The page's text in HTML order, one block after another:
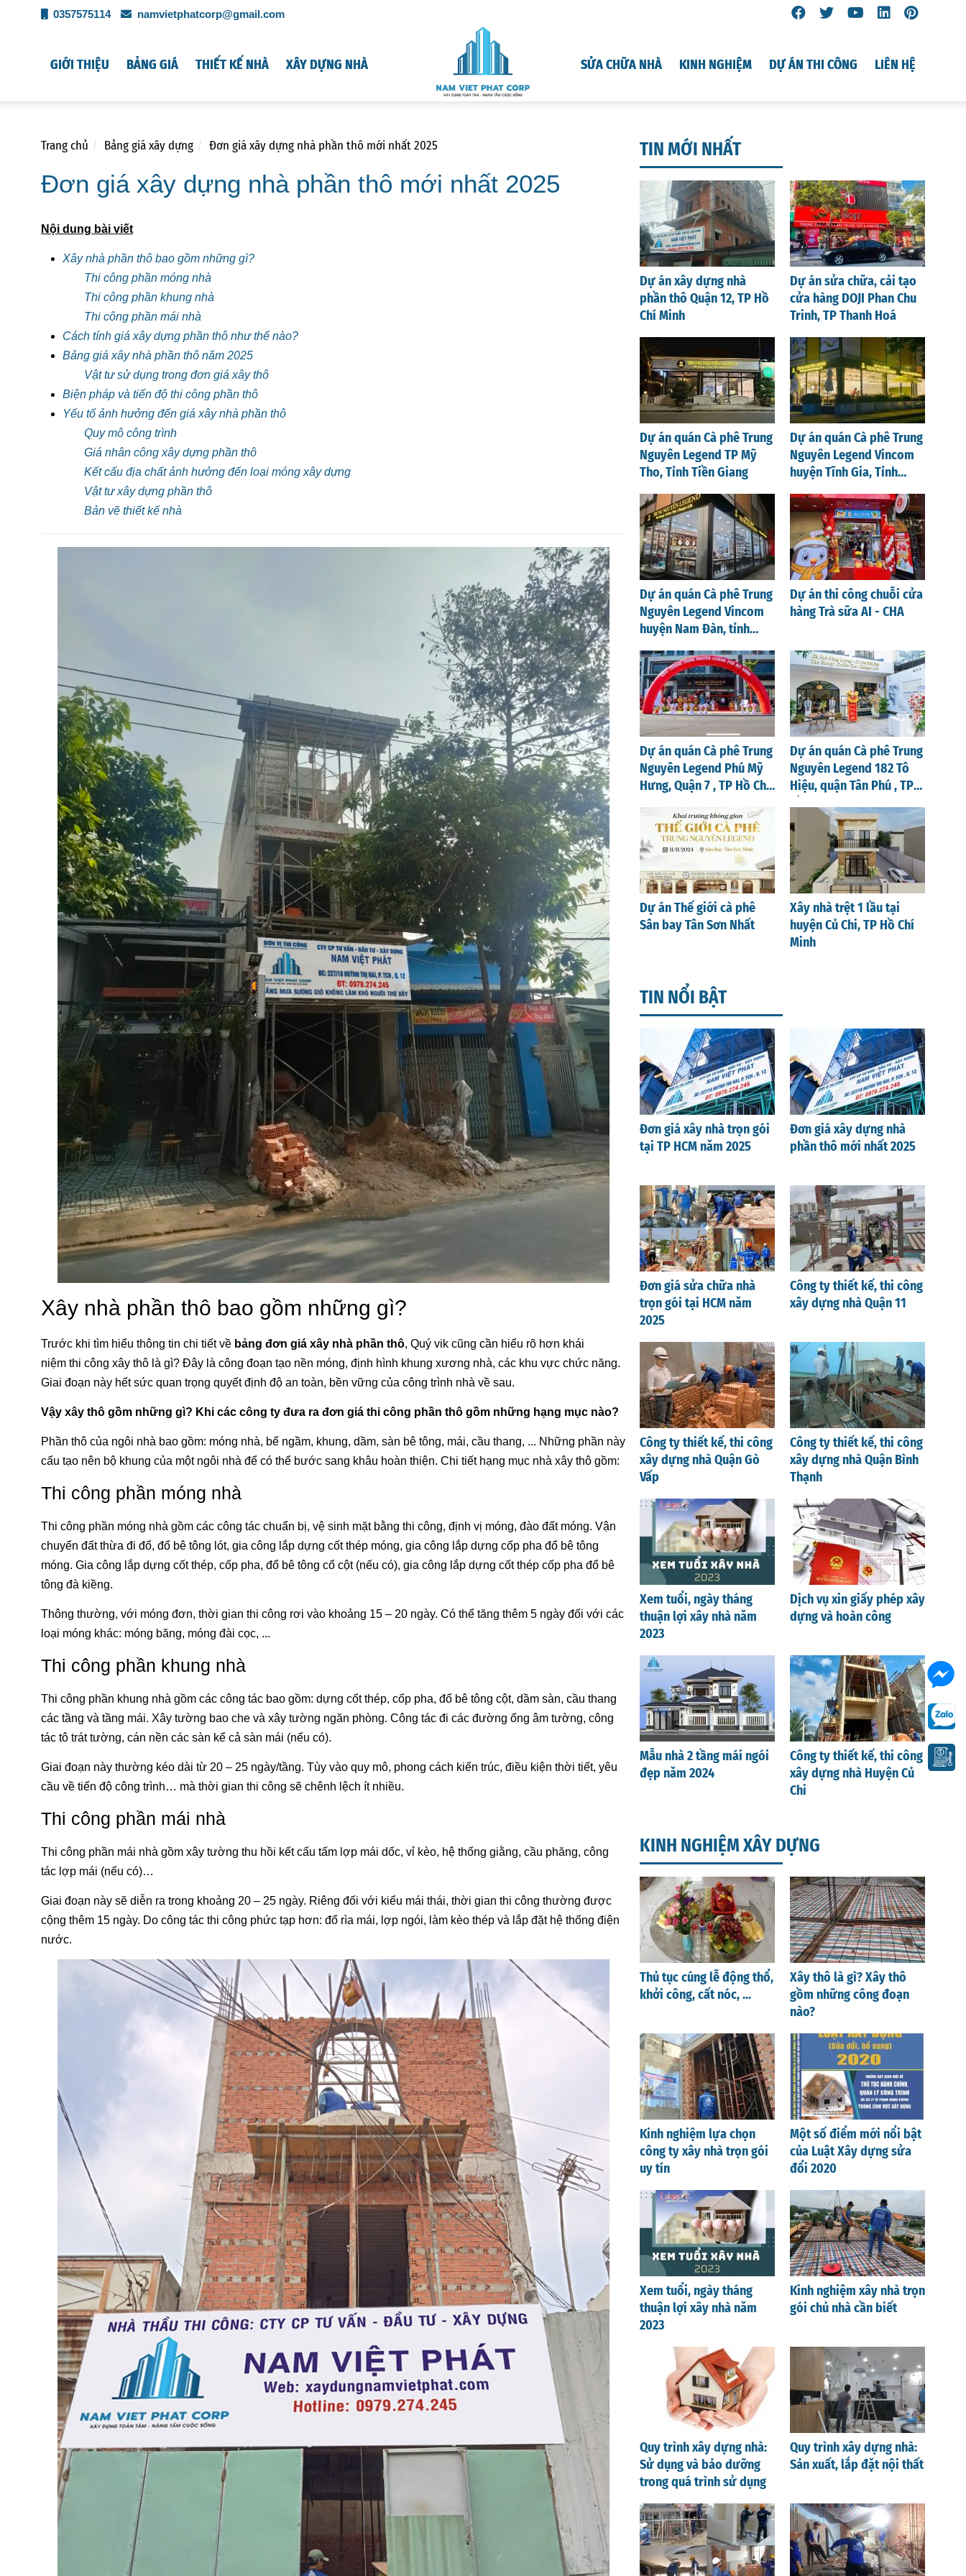
0357575114 namvietphatcorp@gmail.com
GIỚI THIỆU BẢNG GIÁ THIẾT KẾ NHÀ XÂY DỰNG NHÀ SỬA CHỮA NHÀ KINH NGHIỆM DỰ ÁN THI CÔNG LIÊN HỆ
Trang chủ Bảng giá xây dựng Đơn giá xây dựng nhà phần thô mới nhất 2025
Đơn giá xây dựng nhà phần thô mới nhất 2025
Nội dung bài viết
Xây nhà phần thô bao gồm những gì?
Thi công phần móng nhà
Thi công phần khung nhà
Thi công phần mái nhà
Cách tính giá xây dựng phần thô như thế nào?
Bảng giá xây nhà phần thô năm 2025
Vật tư sử dụng trong đơn giá xây thô
Biện pháp và tiến độ thi công phần thô
Yếu tố ảnh hưởng đến giá xây nhà phần thô
Quy mô công trình
Giá nhân công xây dựng phần thô
Kết cấu địa chất ảnh hưởng đến loại móng xây dựng
Vật tư xây dựng phần thô
Bản vẽ thiết kế nhà
Xây nhà phần thô bao gồm những gì?
Trước khi tìm hiểu thông tin chi tiết về bảng đơn giá xây nhà phần thô, Quý vik cũng cần hiểu rõ hơn khái
niệm thi công xây thô là gì? Đây là công đoạn tạo nền móng, định hình khung xương nhà, các khu vực chức năng.
Giai đoạn này hết sức quan trọng quyết định độ an toàn, bền vững của công trình nhà về sau.
Vậy xây thô gồm những gì? Khi các công ty đưa ra đơn giá thi công phần thô gồm những hạng mục nào?
Phần thô của ngôi nhà bao gồm: móng nhà, bể ngầm, khung, dầm, sàn bê tông, mái, cầu thang, ... Những phần này
cấu tạo nên bộ khung của một ngôi nhà để có thể bước sang khâu hoàn thiện. Chi tiết hạng mục nhà xây thô gồm:
Thi công phần móng nhà
Thi công phần móng nhà gồm các công tác chuẩn bị, vệ sinh mặt bằng thi công, định vị móng, đào đất móng. Vận
chuyển đất thừa đi đổ, đổ bê tông lót, gia công lắp dựng cốt thép móng, gia công lắp dựng cốp pha đổ bê tông
móng. Gia công lắp dựng cốt thép, cốp pha, đổ bê tông cổ cột (nếu có), gia công lắp dựng cốt thép cốp pha đổ bê
tông đà kiềng.
Thông thường, với móng đơn, thời gian thi công rơi vào khoảng 15 – 20 ngày. Có thể tăng thêm 5 ngày đối với các
loại móng khác: móng băng, móng đài cọc, ...
Thi công phần khung nhà
Thi công phần khung nhà gồm các công tác bao gồm: dựng cốt thép, cốp pha, đổ bê tông cột, dầm sàn, cầu thang
các tầng và tầng mái. Xây tường bao che và xây tường ngăn phòng. Công tác đi các đường ống âm tường, công
tác tô trát tường, cán nền các sàn kể cả sàn mái (nếu có).
Giai đoạn này thường kéo dài từ 20 – 25 ngày/tầng. Tùy vào quy mô, phong cách kiến trúc, điều kiện thời tiết, yêu
cầu về tiến độ công trình… mà thời gian thi công sẽ chênh lệch ít nhiều.
Thi công phần mái nhà
Thi công phần mái nhà gồm xây tường thu hồi kết cấu tấm lợp mái dốc, vỉ kèo, hệ thống giằng, cầu phăng, công
tác lợp mái (nếu có)…
Giai đoạn này sẽ diễn ra trong khoảng 20 – 25 ngày. Riêng đối với kiểu mái thái, thời gian thi công thường được
cộng thêm 15 ngày. Do công tác thi công phức tạp hơn: đổ rìa mái, lợp ngói, làm kèo thép và lắp đặt hệ thống điện
nước.
TIN MỚI NHẤT
Dự án xây dựng nhà
phần thô Quận 12, TP Hồ
Chí Minh
Dự án sửa chữa, cải tạo
cửa hàng DOJI Phan Chu
Trinh, TP Thanh Hoá
Dự án quán Cà phê Trung
Nguyên Legend TP Mỹ
Tho, Tỉnh Tiền Giang
Dự án quán Cà phê Trung
Nguyên Legend Vincom
huyện Tĩnh Gia, Tỉnh
Dự án quán Cà phê Trung
Nguyên Legend Vincom
huyện Nam Đàn, tỉnh
Dự án thi công chuỗi cửa
hàng Trà sữa AI - CHA
Dự án quán Cà phê Trung
Nguyên Legend Phú Mỹ
Hưng, Quận 7 , TP Hồ Chí
Dự án quán Cà phê Trung
Nguyên Legend 182 Tô
Hiệu, quận Tân Phú , TP
Dự án Thế giới cà phê
Sân bay Tân Sơn Nhất
Xây nhà trệt 1 lầu tại
huyện Củ Chi, TP Hồ Chí
Minh
TIN NỔI BẬT
Đơn giá xây nhà trọn gói
tại TP HCM năm 2025
Đơn giá xây dựng nhà
phần thô mới nhất 2025
Đơn giá sửa chữa nhà
trọn gói tại HCM năm
2025
Công ty thiết kế, thi công
xây dựng nhà Quận 11
Công ty thiết kế, thi công
xây dựng nhà Quận Gò
Vấp
Công ty thiết kế, thi công
xây dựng nhà Quận Bình
Thạnh
Xem tuổi, ngày tháng
thuận lợi xây nhà năm
2023
Dịch vụ xin giấy phép xây
dựng và hoàn công
Mẫu nhà 2 tầng mái ngói
đẹp năm 2024
Công ty thiết kế, thi công
xây dựng nhà Huyện Củ
Chi
KINH NGHIỆM XÂY DỰNG
Thủ tục cúng lễ động thổ,
khởi công, cất nóc, ...
Xây thô là gì? Xây thô
gồm những công đoạn
nào?
Kinh nghiệm lựa chọn
công ty xây nhà trọn gói
uy tín
Một số điểm mới nổi bật
của Luật Xây dựng sửa
đổi 2020
Xem tuổi, ngày tháng
thuận lợi xây nhà năm
2023
Kinh nghiệm xây nhà trọn
gói chủ nhà cần biết
Quy trình xây dựng nhà:
Sử dụng và bảo dưỡng
trong quá trình sử dụng
Quy trình xây dựng nhà:
Sản xuất, lắp đặt nội thất